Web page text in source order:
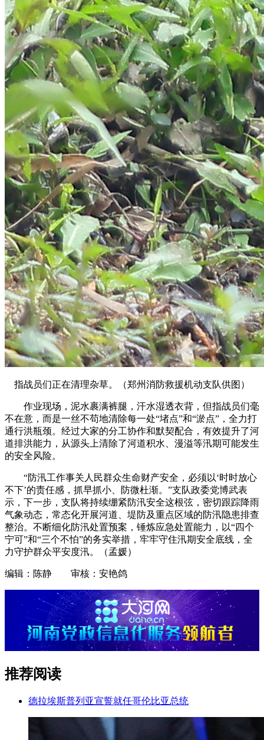
指战员们正在清理杂草。（郑州消防救援机动支队供图）
作业现场，泥水裹满裤腿，汗水湿透衣背，但指战员们毫
不在意，而是一丝不苟地清除每一处“堵点”和“淤点”，全力打
通行洪瓶颈。经过大家的分工协作和默契配合，有效提升了河
道排洪能力，从源头上清除了河道积水、漫溢等汛期可能发生
的安全风险。
“防汛工作事关人民群众生命财产安全，必须以‘时时放心
不下’的责任感，抓早抓小、防微杜渐。”支队政委党博武表
示，下一步，支队将持续绷紧防汛安全这根弦，密切跟踪降雨
气象动态，常态化开展河道、堤防及重点区域的防汛隐患排查
整治。不断细化防汛处置预案，锤炼应急处置能力，以“四个
宁可”和“三个不怕”的务实举措，牢牢守住汛期安全底线，全
力守护群众平安度汛。（孟媛）
编辑：陈静 审核：安艳鸽
推荐阅读
德拉埃斯普列亚宣誓就任哥伦比亚总统